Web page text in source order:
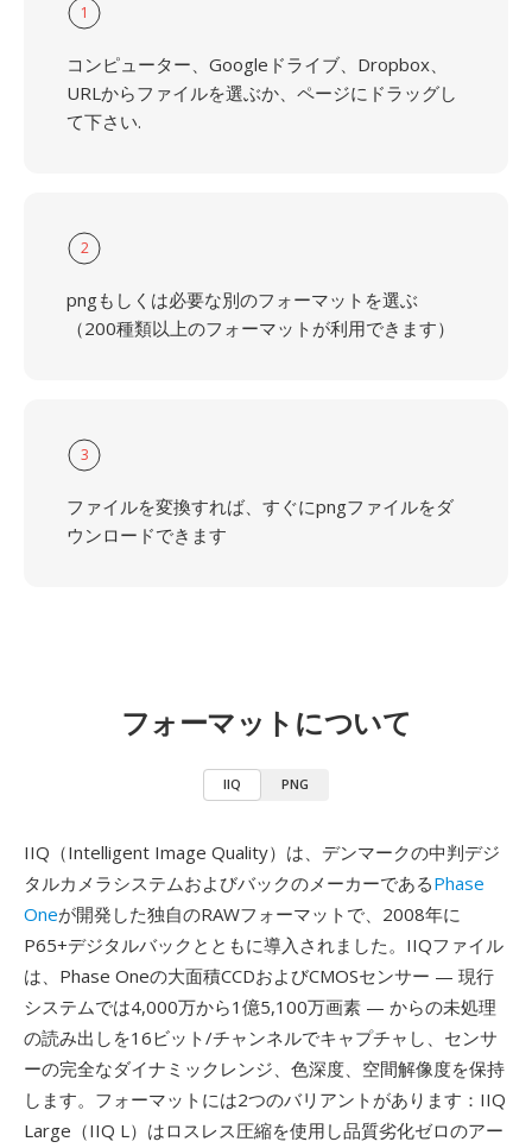
1
コンピューター、Googleドライブ、Dropbox、
URLからファイルを選ぶか、ページにドラッグし
て下さい.
2
pngもしくは必要な別のフォーマットを選ぶ
（200種類以上のフォーマットが利用できます）
3
ファイルを変換すれば、すぐにpngファイルをダ
ウンロードできます
フォーマットについて
IIQ PNG
IIQ（Intelligent Image Quality）は、デンマークの中判デジ
タルカメラシステムおよびバックのメーカーであるPhase
Oneが開発した独自のRAWフォーマットで、2008年に
P65+デジタルバックとともに導入されました。IIQファイル
は、Phase Oneの大面積CCDおよびCMOSセンサー — 現行
システムでは4,000万から1億5,100万画素 — からの未処理
の読み出しを16ビット/チャンネルでキャプチャし、センサ
ーの完全なダイナミックレンジ、色深度、空間解像度を保持
します。フォーマットには2つのバリアントがあります：IIQ
Large（IIQ L）はロスレス圧縮を使用し品質劣化ゼロのアー